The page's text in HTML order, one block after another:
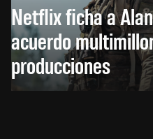
Netflix ficha a
acuerdo
producciones